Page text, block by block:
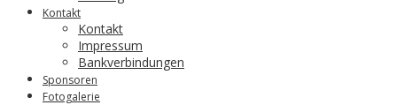
Kontakt
Kontakt
Impressum
Bankverbindungen
Sponsoren
Fotogalerie